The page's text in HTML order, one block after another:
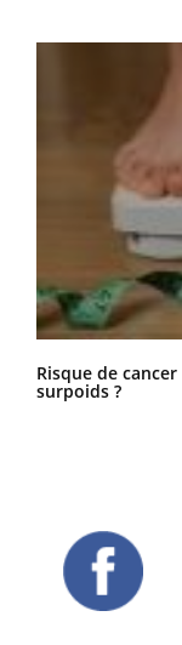
Risque de
surpoids ?